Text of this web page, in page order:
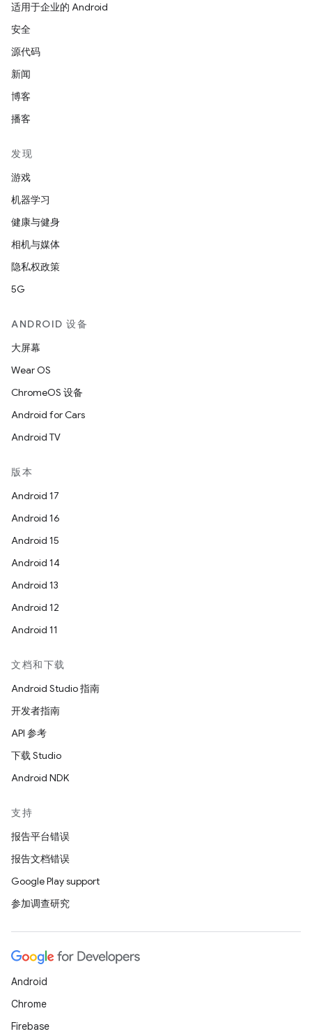
适用于企业的 Android
安全
源代码
新闻
博客
播客
发现
游戏
机器学习
健康与健身
相机与媒体
隐私权政策
5G
ANDROID 设备
大屏幕
Wear OS
ChromeOS 设备
Android for Cars
Android TV
版本
Android 17
Android 16
Android 15
Android 14
Android 13
Android 12
Android 11
文档和下载
Android Studio 指南
开发者指南
API 参考
下载 Studio
Android NDK
支持
报告平台错误
报告文档错误
Google Play support
参加调查研究
Android
Chrome
Firebase